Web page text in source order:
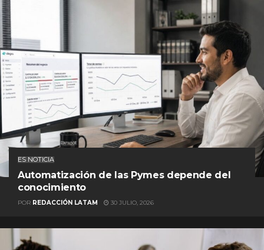
ES NOTICIA
Automatización de las Pymes depende del
conocimiento
POR REDACCIÓN LATAM 30 JULIO, 2026